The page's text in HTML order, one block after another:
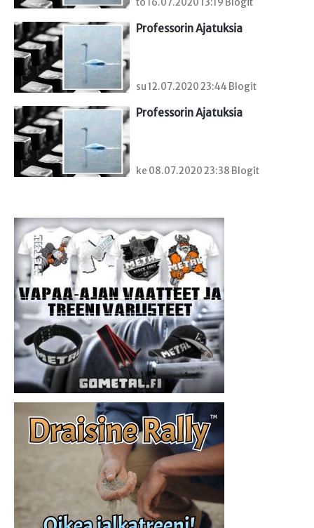
Professorin Ajatuksia
su 12.07.2020 23:44 Blogit
Professorin Ajatuksia
ke 08.07.2020 23:38 Blogit